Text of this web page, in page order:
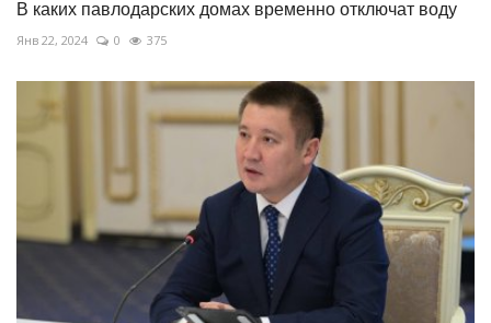
В каких павлодарских домах временно отключат воду
Янв 22, 2024 0 375